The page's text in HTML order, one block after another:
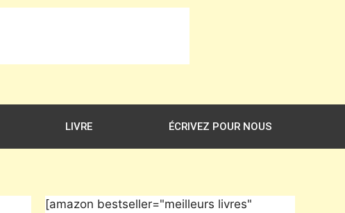
LIVRE ÉCRIVEZ POUR NOUS
[amazon bestseller="meilleurs livres"